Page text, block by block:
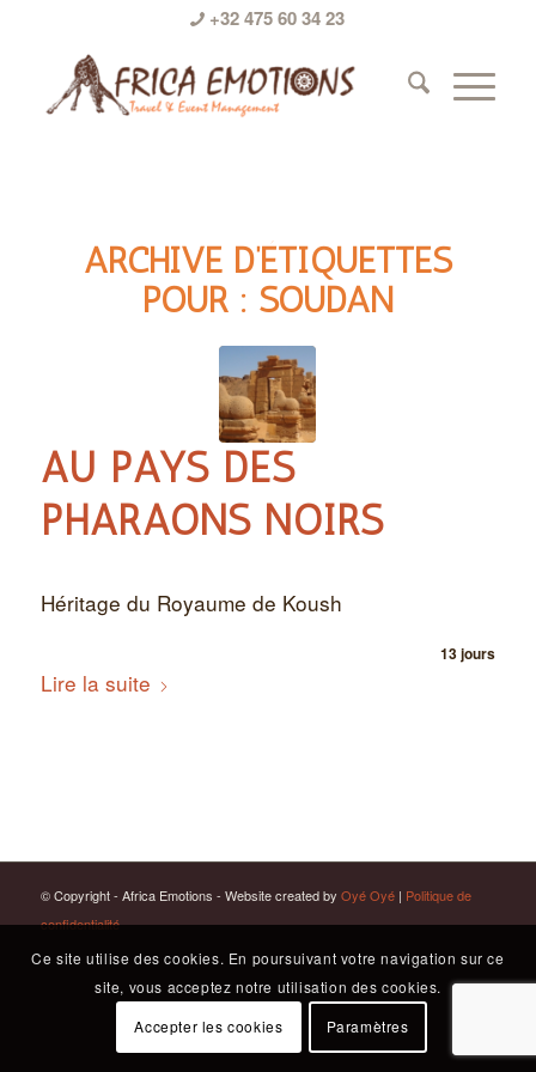
+32 475 60 34 23
ARCHIVE D’ÉTIQUETTES
POUR : SOUDAN
AU PAYS DES
PHARAONS NOIRS
Héritage du Royaume de Koush
13 jours
Lire la suite
© Copyright - Africa Emotions - Website created by Oyé Oyé| Politique de
confidentialité
Ce site utilise des cookies. En poursuivant votre navigation sur ce
site, vous acceptez notre utilisation des cookies.
Accepter les cookies
Paramètres